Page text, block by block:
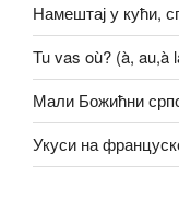
Намештај у кући,
Tu vas où? (à, au,à
Мали Божићни
Укуси на